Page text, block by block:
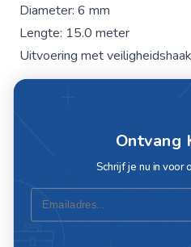
Diameter: 6 mm
Lengte: 15.0 meter
Uitvoering met
Artikelnummer
EAN
Ontvang
Schrijf je nu in voor
Email